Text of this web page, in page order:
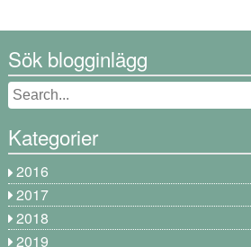
Sök blogginlägg
Kategorier
2016
2017
2018
2019